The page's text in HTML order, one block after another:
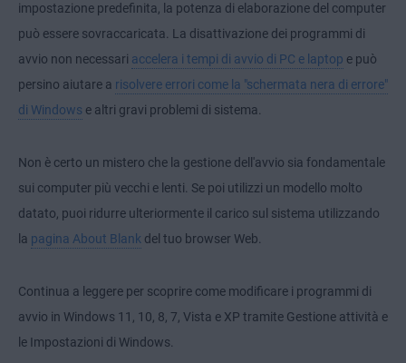
impostazione predefinita, la potenza di elaborazione del computer
può essere sovraccaricata. La disattivazione dei programmi di
avvio non necessari accelera i tempi di avvio di PC e laptop e può
persino aiutare a risolvere errori come la "schermata nera di errore"
di Windows e altri gravi problemi di sistema.
Non è certo un mistero che la gestione dell'avvio sia fondamentale
sui computer più vecchi e lenti. Se poi utilizzi un modello molto
datato, puoi ridurre ulteriormente il carico sul sistema utilizzando
la pagina About Blank del tuo browser Web.
Continua a leggere per scoprire come modificare i programmi di
avvio in Windows 11, 10, 8, 7, Vista e XP tramite Gestione attività e
le Impostazioni di Windows.